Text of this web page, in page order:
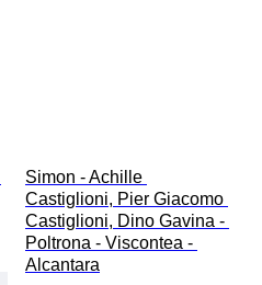
Simon - Achille
Castiglioni, Pier Giacomo
Castiglioni, Dino Gavina -
Poltrona - Viscontea -
Alcantara